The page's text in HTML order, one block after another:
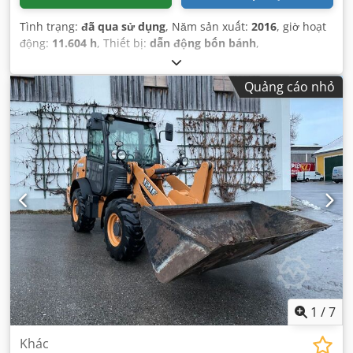
Tình trạng: đã qua sử dụng, Năm sản xuất: 2016, giờ hoạt
động: 11.604 h, Thiết bị: dẫn động bốn bánh,
Quảng cáo nhỏ
1 /7
Khác